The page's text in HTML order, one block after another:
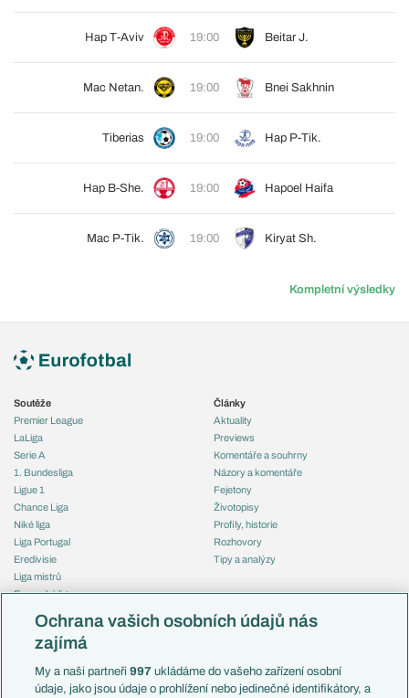
Hap T-Aviv 19:00 Beitar J.
Mac Netan. 19:00 Bnei Sakhnin
Tiberias 19:00 Hap P-Tik.
Hap B-She. 19:00 Hapoel Haifa
Mac P-Tik. 19:00 Kiryat Sh.
Kompletní výsledky
Soutěže
Premier League
LaLiga
Serie A
1. Bundesliga
Ligue 1
Chance Liga
Niké liga
Liga Portugal
Eredivisie
Liga mistrů
Evropská liga
Mistrovství světa
Liga národů
Témata
Články
Aktuality
Previews
Komentáře a souhrny
Názory a komentáře
Fejetony
Životopisy
Profily, historie
Rozhovory
Tipy a analýzy
Česko
Francie
Itálie
Ochrana vašich osobních údajů nás
zajímá
My a naši partneři997 ukládáme do vašeho zařízení osobní
údaje, jako jsou údaje o prohlížení nebo jedinečné identifikátory, a